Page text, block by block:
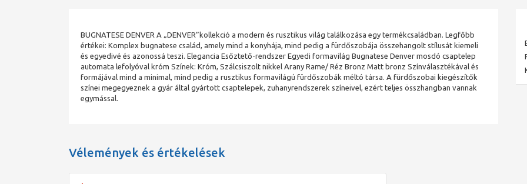
BUGNATESE DENVER A „DENVER”kollekció a modern és rusztikus világ találkozása egy termékcsaládban. Legfőbb
értékei: Komplex bugnatese család, amely mind a konyhája, mind pedig a fürdőszobája összehangolt stílusát kiemeli
és egyedivé és azonossá teszi. Elegancia Esőztető-rendszer Egyedi formavilág Bugnatese Denver mosdó csaptelep
automata lefolyóval króm Színek: Króm, Szálcsiszolt nikkel Arany Rame/ Réz Bronz Matt bronz Színválasztékával és
formájával mind a minimal, mind pedig a rusztikus formavilágú fürdőszobák méltó társa. A fürdőszobai kiegészítők
színei megegyeznek a gyár által gyártott csaptelepek, zuhanyrendszerek színeivel, ezért teljes összhangban vannak
egymással.
Vélemények és értékelések